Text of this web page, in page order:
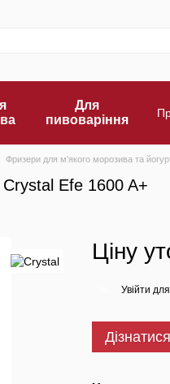
Для
пивоваріння
Фризери для м'якого морозива та
Efe 1600 A+
Ціну
Увійти